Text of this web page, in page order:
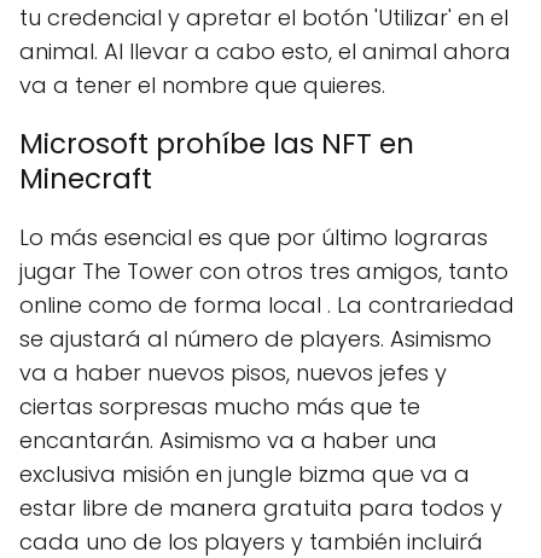
tu credencial y apretar el botón 'Utilizar' en el
animal. Al llevar a cabo esto, el animal ahora
va a tener el nombre que quieres.
Microsoft prohíbe las NFT en
Minecraft
Lo más esencial es que por último lograras
jugar The Tower con otros tres amigos, tanto
online como de forma local . La contrariedad
se ajustará al número de players. Asimismo
va a haber nuevos pisos, nuevos jefes y
ciertas sorpresas mucho más que te
encantarán. Asimismo va a haber una
exclusiva misión en jungle bizma que va a
estar libre de manera gratuita para todos y
cada uno de los players y también incluirá